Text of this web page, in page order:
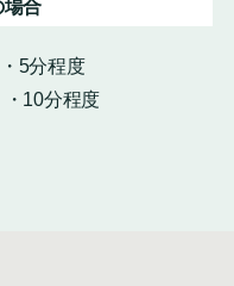
場合
5分程度
10分程度